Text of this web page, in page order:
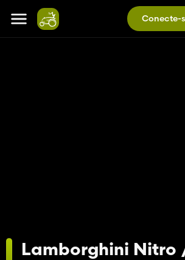
Conecte-
Lamborghini Nitro